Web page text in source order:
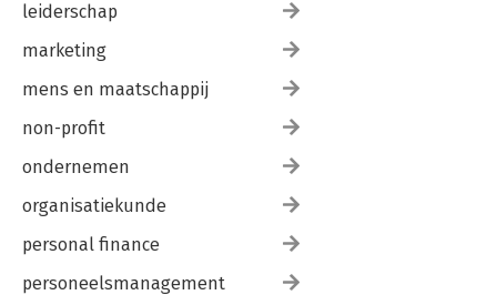
leiderschap
marketing
mens en maatschappij
non-profit
ondernemen
organisatiekunde
personal finance
personeelsmanagement